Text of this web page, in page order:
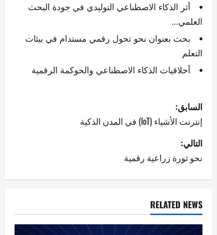
أثر الذكاء الاصطناعي التوليدي في جودة البحث
العلمي…
بحث بعنوان نحو تحول رقمي مستدام في بيئات
التعلم
أخلاقيات الذكاء الاصطناعي والحوكمة الرقمية
ت
ص
فّ
ح
ا
ل
م
السابق:
إنترنت الأشياء (IoT) في المدن الذكية
التالي:
نحو ثورة زراعية رقمية
RELATED NEWS